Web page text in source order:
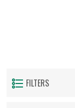
FILTERS